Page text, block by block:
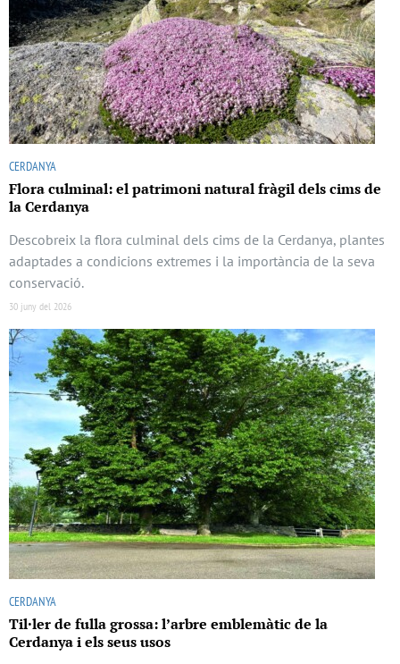
CERDANYA
Flora culminal: el patrimoni natural fràgil dels cims de
la Cerdanya
Descobreix la flora culminal dels cims de la Cerdanya, plantes
adaptades a condicions extremes i la importància de la seva
conservació.
30 juny del 2026
CERDANYA
Til·ler de fulla grossa: l’arbre emblemàtic de la
Cerdanya i els seus usos